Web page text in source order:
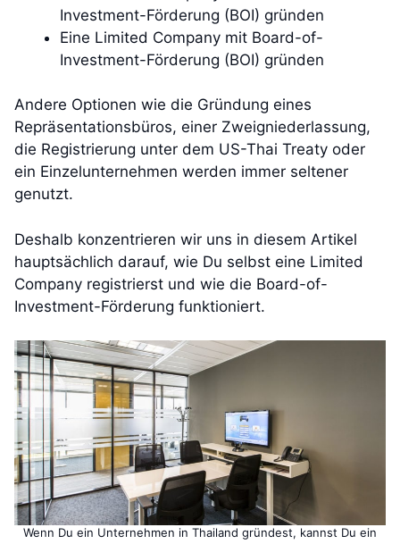
Investment-Förderung (BOI) gründen
Eine Limited Company mit Board-of-
Investment-Förderung (BOI) gründen
Andere Optionen wie die Gründung eines
Repräsentationsbüros, einer Zweigniederlassung,
die Registrierung unter dem US-Thai Treaty oder
ein Einzelunternehmen werden immer seltener
genutzt.
Deshalb konzentrieren wir uns in diesem Artikel
hauptsächlich darauf, wie Du selbst eine Limited
Company registrierst und wie die Board-of-
Investment-Förderung funktioniert.
Wenn Du ein Unternehmen in Thailand gründest, kannst Du ein